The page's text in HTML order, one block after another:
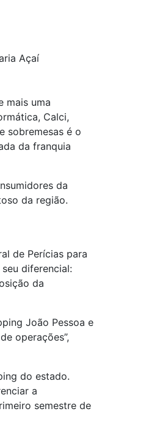
Açaí
mais uma
Calci,
sobremesas é o
da franquia
da
da região.
de Perícias para
diferencial:
da
João Pessoa e
operações”,
do estado.
a
semestre de